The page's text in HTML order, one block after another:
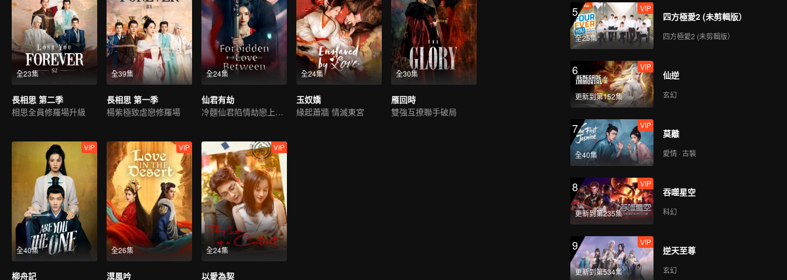
全23集
長相思 第二季
相思全員修羅場升級
全39集
長相思 第一季
楊紫極致虐戀修羅場
全24集
仙君有劫
冷麵仙君陷情劫戀上魔女
全24集
玉奴嬌
緣起蕭牆 情滅東宮
全30集
雁回時
雙強互撩聯手破局
全40集
VIP
柳舟記
全26集
VIP
漠風吟
全24集
VIP
以愛為契
5
全25集
VIP
四方極愛2 (未剪輯版）
四方極愛2 (未剪輯版）
6
更新到第152集
VIP
仙逆
玄幻
7
全40集
VIP
莫離
愛情 · 古裝
8
更新到第235集
VIP
吞噬星空
科幻
9
更新到第534集
VIP
逆天至尊
玄幻